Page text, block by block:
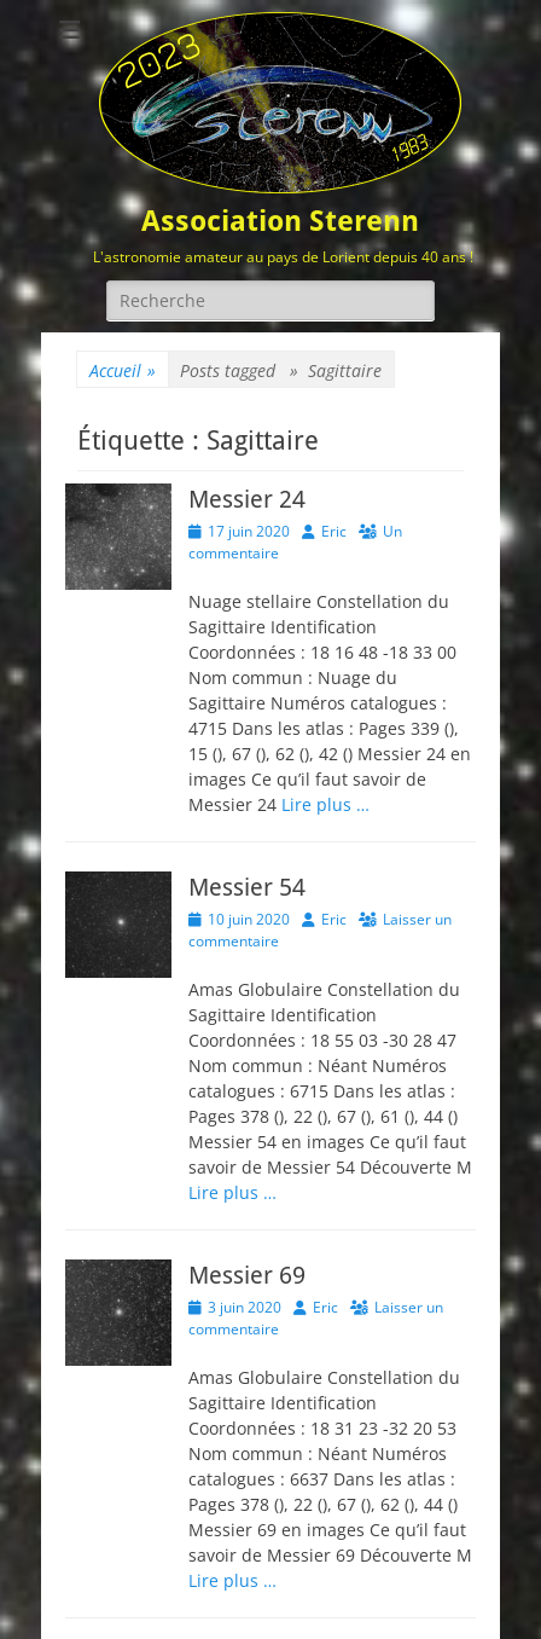
Association Sterenn
L'astronomie amateur au pays de Lorient depuis 40 ans !
Rechercher :
Accueil » Posts tagged » Sagittaire
Étiquette : Sagittaire
Messier 24
Posted
on
17 juin 2020 Author
Eric
Un
commentaire
Nuage stellaire Constellation du
Sagittaire Identification
Coordonnées : 18 16 48 -18 33 00
Nom commun : Nuage du
Sagittaire Numéros catalogues :
4715 Dans les atlas : Pages 339 (),
15 (), 67 (), 62 (), 42 () Messier 24 en
images Ce qu’il faut savoir de
Messier 24 Lire plus …
Messier 54
Posted
on
10 juin 2020 Author
Eric
Laisser un
commentaire
Amas Globulaire Constellation du
Sagittaire Identification
Coordonnées : 18 55 03 -30 28 47
Nom commun : Néant Numéros
catalogues : 6715 Dans les atlas :
Pages 378 (), 22 (), 67 (), 61 (), 44 ()
Messier 54 en images Ce qu’il faut
savoir de Messier 54 Découverte M
Lire plus …
Messier 69
Posted
on
3 juin 2020 Author
Eric
Laisser un
commentaire
Amas Globulaire Constellation du
Sagittaire Identification
Coordonnées : 18 31 23 -32 20 53
Nom commun : Néant Numéros
catalogues : 6637 Dans les atlas :
Pages 378 (), 22 (), 67 (), 62 (), 44 ()
Messier 69 en images Ce qu’il faut
savoir de Messier 69 Découverte M
Lire plus …